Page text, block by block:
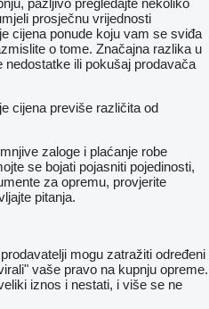
pažljivo pregledajte nekoliko
prosječnu vrijednosti
cijena ponude koju vam se sviđa
o tome. Značajna razlika u
ili pokušaj prodavača
cijena previše različita od
zaloge i plaćanje robe
se bojati pojasniti pojedinosti,
za opremu, provjerite
pitanja.
mogu zatražiti određeni
vaše pravo na kupnju opreme.
iznos i nestati, i više se ne